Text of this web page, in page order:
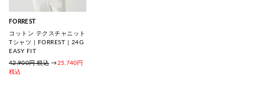
FORREST
コットン テクスチャニット
Tシャツ | FORREST | 24G
EASY FIT
42,900円 税込 →25,740円
税込